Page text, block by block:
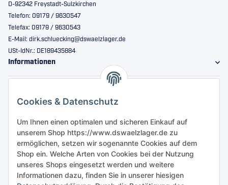
Cookies & Datenschutz
Um Ihnen einen optimalen und sicheren Einkauf auf
unserem Shop https://www.dswaelzlager.de zu
ermöglichen, setzen wir sogenannte Cookies auf dem
Shop ein. Welche Arten von Cookies bei der Nutzung
unseres Shops eingesetzt werden und weitere
Informationen dazu, finden Sie in unserer hiesigen
D-92342 Freystadt-Sulzkirchen
Telefon: 09179 / 9630547
Telefax: 09179 / 9630543
E-Mail: dirk.schluecking@dswaelzlager.de
USt-IdNr.: DE189435884
Informationen